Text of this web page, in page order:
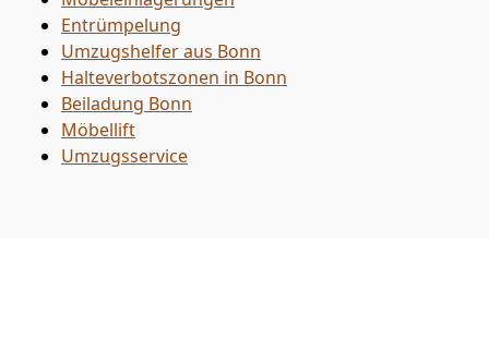
Entrümpelung
Umzugshelfer aus Bonn
Halteverbotszonen in Bonn
Beiladung Bonn
Möbellift
Umzugsservice